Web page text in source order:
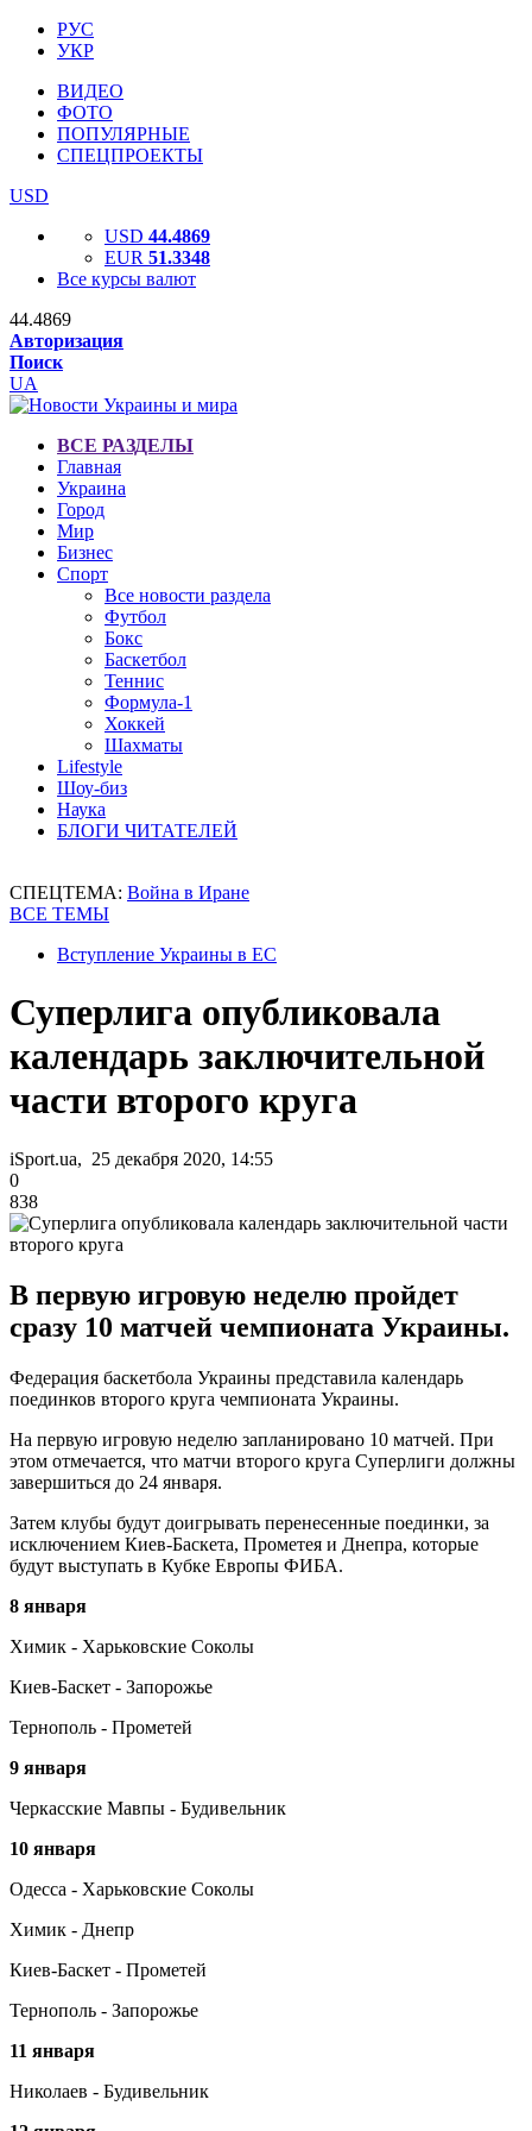
РУС
УКР
ВИДЕО
ФОТО
ПОПУЛЯРНЫЕ
СПЕЦПРОЕКТЫ
USD
USD 44.4869
EUR 51.3348
Все курсы валют
44.4869
Авторизация
Поиск
UA
ВСЕ РАЗДЕЛЫ
Главная
Украина
Город
Мир
Бизнес
Спорт
Все новости раздела
Футбол
Бокс
Баскетбол
Теннис
Формула-1
Хоккей
Шахматы
Lifestyle
Шоу-биз
Наука
БЛОГИ ЧИТАТЕЛЕЙ
СПЕЦТЕМА: Война в Иране
ВСЕ ТЕМЫ
Вступление Украины в ЕС
Суперлига опубликовала
календарь заключительной
части второго круга
iSport.ua, 25 декабря 2020, 14:55
0
838
В первую игровую неделю пройдет
сразу 10 матчей чемпионата Украины.
Федерация баскетбола Украины представила календарь
поединков второго круга чемпионата Украины.
На первую игровую неделю запланировано 10 матчей. При
этом отмечается, что матчи второго круга Суперлиги должны
завершиться до 24 января.
Затем клубы будут доигрывать перенесенные поединки, за
исключением Киев-Баскета, Прометея и Днепра, которые
будут выступать в Кубке Европы ФИБА.
8 января
Химик - Харьковские Соколы
Киев-Баскет - Запорожье
Тернополь - Прометей
9 января
Черкасские Мавпы - Будивельник
10 января
Одесса - Харьковские Соколы
Химик - Днепр
Киев-Баскет - Прометей
Тернополь - Запорожье
11 января
Николаев - Будивельник